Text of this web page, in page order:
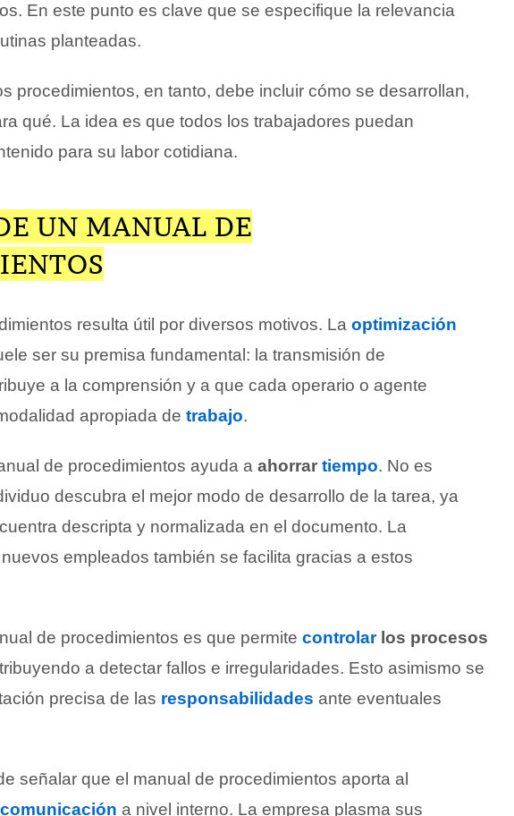
En este punto es clave que se especifique la relevancia
planteadas.
procedimientos, en tanto, debe incluir cómo se desarrollan,
qué. La idea es que todos los trabajadores puedan
para su labor cotidiana.
UN MANUAL DE
resulta útil por diversos motivos. La optimización
ser su premisa fundamental: la transmisión de
a la comprensión y a que cada operario o agente
apropiada de trabajo.
de procedimientos ayuda a ahorrar tiempo. No es
descubra el mejor modo de desarrollo de la tarea, ya
descripta y normalizada en el documento. La
empleados también se facilita gracias a estos
de procedimientos es que permite controlarlos procesos
a detectar fallos e irregularidades. Esto asimismo se
precisa de las responsabilidades ante eventuales
señalar que el manual de procedimientos aporta al
comunicación a nivel interno. La empresa plasma sus